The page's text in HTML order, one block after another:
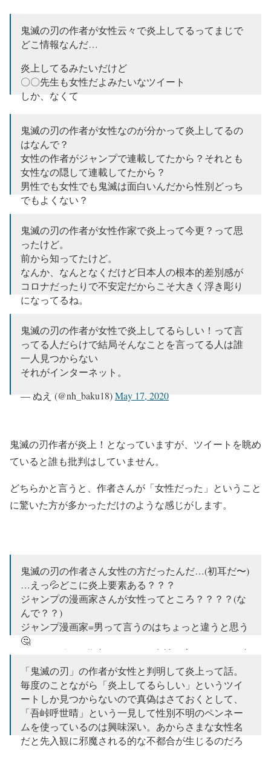
鬼滅の刃の作者が女性云々で炎上してるってまじで
どこ情報なんだ…
炎上してるみたいだけど
〇〇先生も女性だよみたいなツイート
しか、なくて
ないんだけど
— 凪* (@Skrn_129)May 17, 2020
鬼滅の刃の作者が女性なのが分かって炎上してるの
はなんで？
女性の作者がジャンプで連載してたから？それとも
女性なの隠して連載してたから？
男性でも女性でも鬼滅は面白いんだから性別どっち
でもよくない？
— ほし (@hosi_oji)May 17, 2020
鬼滅の刃の作者が女性作家で炎上って今更？って思
ったけど。
前から知ってたけど。
なんか、なんとなくだけど日本人の根本的差別感が
コロナだったりで不安定だからこそ大きく浮き彫り
になってるね。
常闇か。
— ik (@ik49889255)May 17, 2020
鬼滅の刃の作者が女性で炎上してるらしい！って言
ってる人だらけで結局そんなことを言ってる人は誰
一人見つからない
それがインターネット。
— ぬえ (@nh_baku18)May 17, 2020
鬼滅の刃作者が炎上！となっていますが、ツイートを眺め
ていると誰も批判はしていません。
どちらかと言うと、作者さんが「女性だった」ということ
に驚いた方が多かっただけのような感じがします。
鬼滅の刃の作者さん女性の方だったんだ…(初耳だ〜)
…えっ💦どこに炎上要素ある？？？
ジャンプの漫画家さんが女性ってところ？？？？(な
んで？？)
ジャンプ漫画家=男って言うのはちょっと違うと思う
🤔
だってDグレの作者さんだって女性の方だよ？？？自
分が知らないだけでもっと女性の方いると思う
— ユウ (@HN16571202)May 17, 2020
「鬼滅の刃」の作者が女性と判明して炎上って話。
毎度のことながら「炎上してるらしい」というツイ
ートしか見つからないので真偽はさておくとして、
「吾峠呼世晴」という一見して性別不明のペンネー
ムを使っているのは興味深い。あからさまな女性名
だと先入観に邪魔される的な不都合が生じるのだろ